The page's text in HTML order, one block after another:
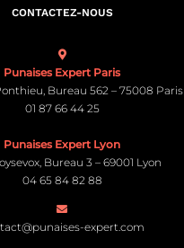
CONTACTEZ-NOUS
Punaises Expert Paris
Bureau 562 – 75008 Paris
01 87 66 44 25
Punaises Expert Lyon
Bureau 3 – 69001 Lyon
04 65 84 82 88
expert.com